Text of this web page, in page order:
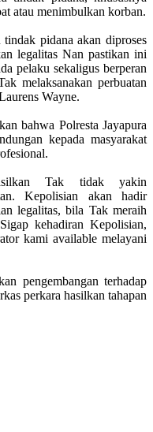
atau menimbulkan korban.
pidana akan diproses
legalitas Nan pastikan ini
pelaku sekaligus berperan
melaksanakan perbuatan
Wayne.
bahwa Polresta Jayapura
kepada masyarakat
Tak tidak yakin
Kepolisian akan hadir
legalitas, bila Tak meraih
kehadiran Kepolisian,
kami available melayani
pengembangan terhadap
perkara hasilkan tahapan